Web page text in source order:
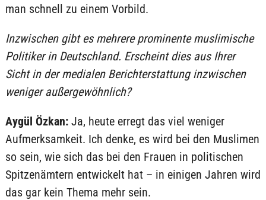
man schnell zu einem Vorbild.
Inzwischen gibt es mehrere prominente muslimische
Politiker in Deutschland. Erscheint dies aus Ihrer
Sicht in der medialen Berichterstattung inzwischen
weniger außergewöhnlich?
Aygül Özkan: Ja, heute erregt das viel weniger
Aufmerksamkeit. Ich denke, es wird bei den Muslimen
so sein, wie sich das bei den Frauen in politischen
Spitzenämtern entwickelt hat – in einigen Jahren wird
das gar kein Thema mehr sein.